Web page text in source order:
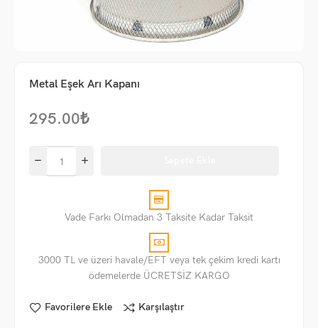
Metal Eşek Arı Kapanı
295.00₺
Vade Farkı Olmadan 3 Taksite Kadar Taksit
3000 TL ve üzeri havale/EFT veya tek çekim kredi kartı
ödemelerde ÜCRETSİZ KARGO
Favorilere Ekle Karşılaştır